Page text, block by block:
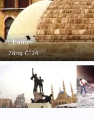
Libanon
Zdroj:ČT24